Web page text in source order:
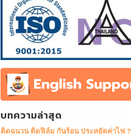
บทความล่าสุด
ติดฉนวน ติดฟิล์ม กันร้อน ประหยัดค่าไฟ ?